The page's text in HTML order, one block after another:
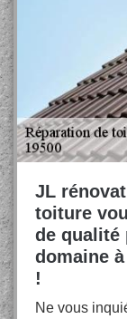
JL
toiture
de qualité
domaine
!
Ne vous